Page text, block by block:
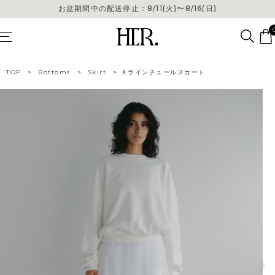
お盆期間中の配送停止：8/11(火)〜8/16(日)
TOP > Bottoms > Skirt > Ａラインチュールスカート